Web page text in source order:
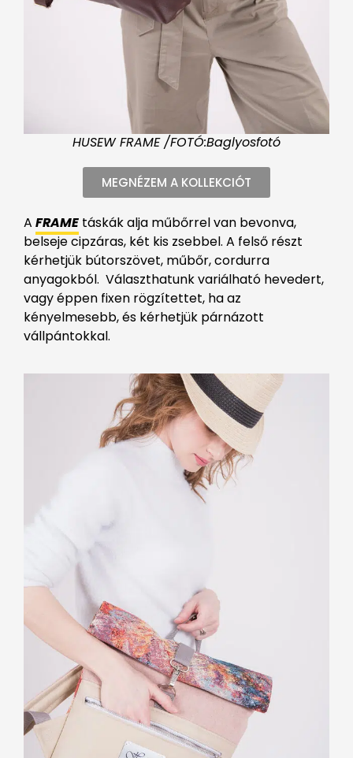
HUSEW FRAME /FOTÓ:Baglyosfotó
MEGNÉZEM A KOLLEKCIÓT
A FRAME táskák alja műbőrrel van bevonva,
belseje cipzáras, két kis zsebbel. A felső részt
kérhetjük bútorszövet, műbőr, cordurra
anyagokból. Választhatunk variálható hevedert,
vagy éppen fixen rögzítettet, ha az
kényelmesebb, és kérhetjük párnázott
vállpántokkal.